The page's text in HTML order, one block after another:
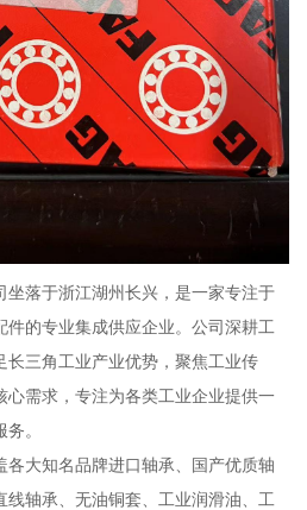
坐落于浙江湖州长兴，是一家专注于
的专业集成供应企业。公司深耕工
长三角工业产业优势，聚焦工业传
心需求，专注为各类工业企业提供一
。
各大知名品牌进口轴承、国产优质轴
轴承、无油铜套、工业润滑油、工